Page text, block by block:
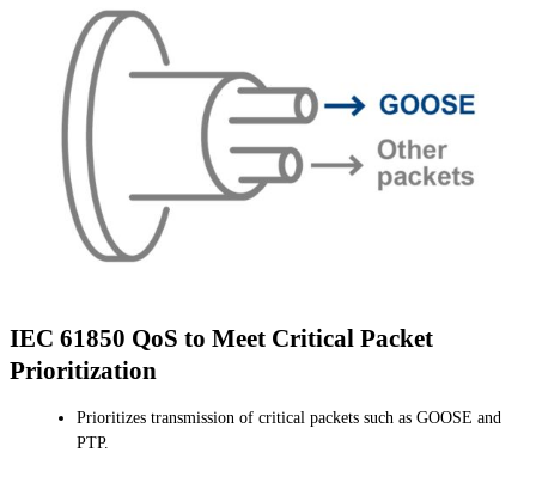
IEC 61850 QoS to Meet Critical Packet
Prioritization
Prioritizes transmission of critical packets such as GOOSE and
PTP.